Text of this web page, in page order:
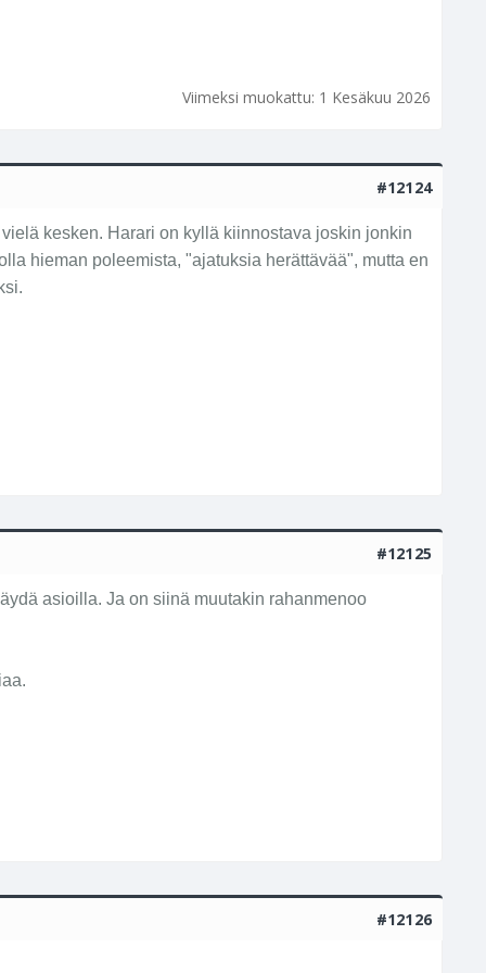
Viimeksi muokattu: 1 Kesäkuu 2026
#12124
kesken. Harari on kyllä kiinnostava joskin jonkin
hieman poleemista, "ajatuksia herättävää", mutta en
#12125
asioilla. Ja on siinä muutakin rahanmenoo
#12126